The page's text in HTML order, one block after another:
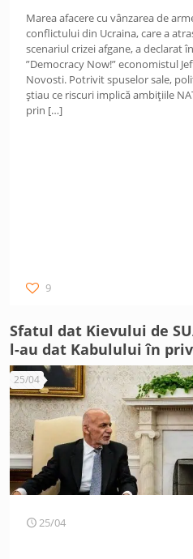
Marea afacere cu vânzarea de
conflictului din Ucraina, care a
scenariul crizei afgane, a declarat
”Democracy Now!” economistul
Novosti. Potrivit spuselor sale,
știau ce riscuri implică ambițiile
prin […]
9
Sfatul dat Kievului de
l-au dat Kabulului în
25/04
25/04